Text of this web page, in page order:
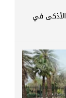
الأذكى في